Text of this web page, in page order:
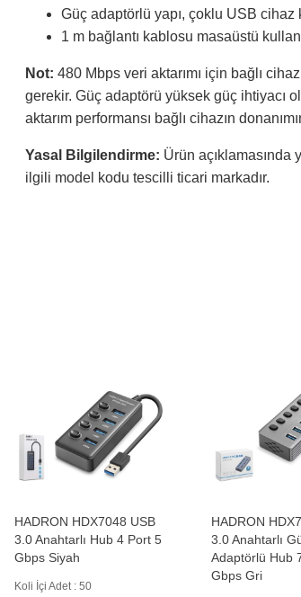
Güç adaptörlü yapı, çoklu USB cihaz
1 m bağlantı kablosu masaüstü
Not: 480 Mbps veri aktarımı için bağlı
gerekir. Güç adaptörü yüksek güç ihtiyacı
aktarım performansı bağlı cihazın
Yasal Bilgilendirme: Ürün açıklamasında
ilgili model kodu tescilli ticari markadır.
HADRON HDX7048 USB
3.0 Anahtarlı Hub 4 Port 5
Gbps Siyah
Koli İçi Adet : 50
HADRON
3.0 Anahtarlı
Adaptörlü Hub
Gbps Gri